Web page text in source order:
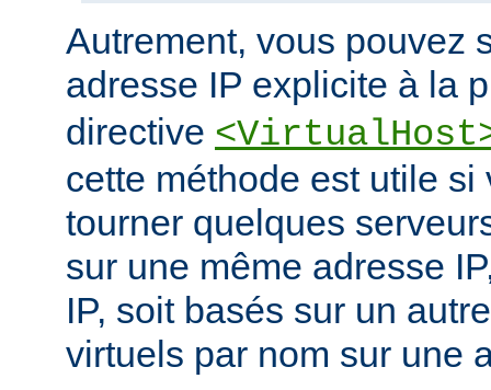
Autrement, vous pouvez
adresse IP explicite à la
directive
cette méthode est utile
tourner quelques
sur une même adresse
IP, soit basés sur un
virtuels par nom sur une